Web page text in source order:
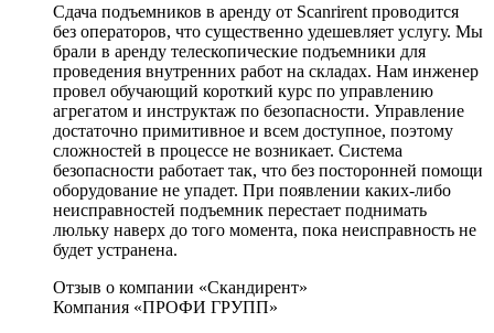
Сдача подъемников в аренду от Scanrirent проводится
без операторов, что существенно удешевляет услугу. Мы
брали в аренду телескопические подъемники для
проведения внутренних работ на складах. Нам инженер
провел обучающий короткий курс по управлению
агрегатом и инструктаж по безопасности. Управление
достаточно примитивное и всем доступное, поэтому
сложностей в процессе не возникает. Система
безопасности работает так, что без посторонней помощи
оборудование не упадет. При появлении каких-либо
неисправностей подъемник перестает поднимать
люльку наверх до того момента, пока неисправность не
будет устранена.
Отзыв о компании «Скандирент»
Компания «ПРОФИ ГРУПП»